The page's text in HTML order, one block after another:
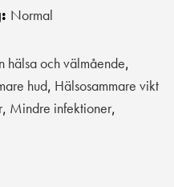
Normal
hälsa och välmående,
hud, Hälsosammare vikt
, Mindre infektioner,